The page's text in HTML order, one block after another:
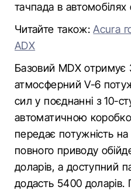
тачпада в автомобілях
Читайте також:Acura
ADX
Базовий MDX отримує
атмосферний V-6
сил у поєднанні з 10-
автоматичною
передає потужність
повного приводу
доларів, а доступний
додасть 5400 доларів.